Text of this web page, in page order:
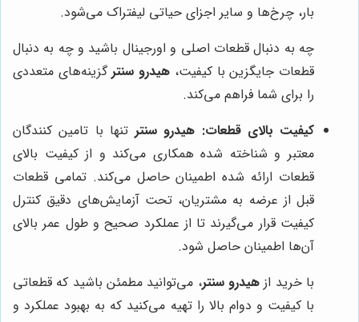
بار، چرخ‌ها و سایر اجزای حیاتی لیفتراک می‌شود.
چه به دنبال قطعات اصلی و اورجینال باشید و چه به دنبال
قطعات جایگزین با کیفیت، هیدرو سنتر گزینه‌های متعددی
را برای شما فراهم می‌کند.
کیفیت بالای قطعات: هیدرو سنتر تنها با تامین کنندگان
معتبر و شناخته شده همکاری می‌کند و از کیفیت بالای
قطعات ارائه شده اطمینان حاصل می‌کند. تمامی قطعات
قبل از عرضه به مشتریان، تحت آزمایش‌های دقیق کنترل
کیفیت قرار می‌گیرند تا از عملکرد صحیح و طول عمر بالای
آن‌ها اطمینان حاصل شود.
با خرید از هیدرو سنتر، می‌توانید مطمئن باشید که قطعاتی
با کیفیت و دوام بالا را تهیه می‌کنید که به بهبود عملکرد و